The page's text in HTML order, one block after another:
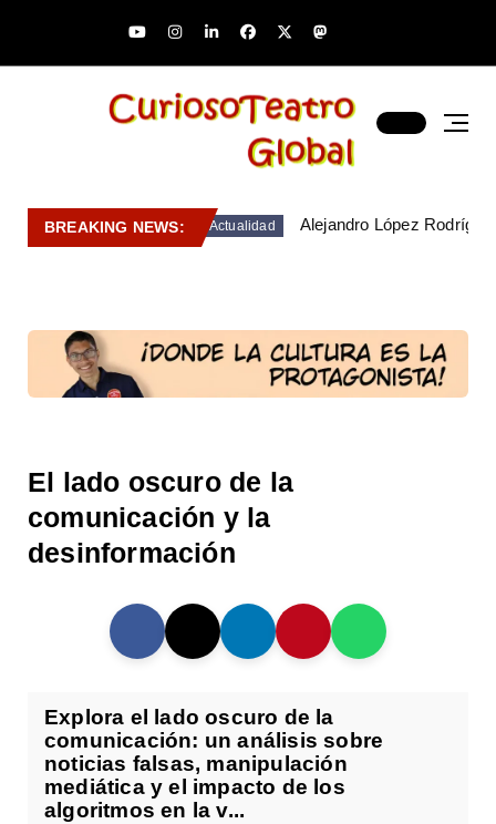
BREAKING NEWS: Actualidad Alejandro López
El lado oscuro de la
comunicación y la
desinformación
Explora el lado oscuro de la
comunicación: un análisis sobre
noticias falsas, manipulación
mediática y el impacto de los
algoritmos en la v...